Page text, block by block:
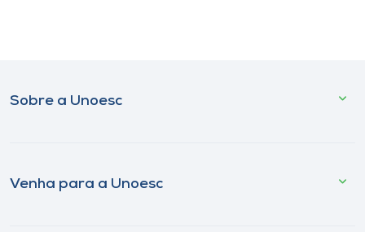
Sobre a Unoesc
Venha para a Unoesc